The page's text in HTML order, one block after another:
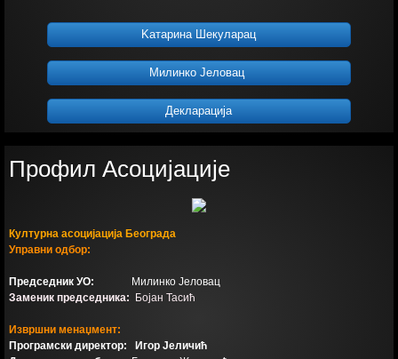
Kатарина Шекуларац
Милинко Јеловац
Декларација
Профил Асоцијације
Културна асоцијација Београда
Управни одбор:
Председник УО:
Милинко Јеловац
Заменик председника:
Бојан Тасић
Извршни менаџмент:
Програмски директор: Игор Јеличић